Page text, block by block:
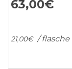
63,00€
21,00€ / flasche